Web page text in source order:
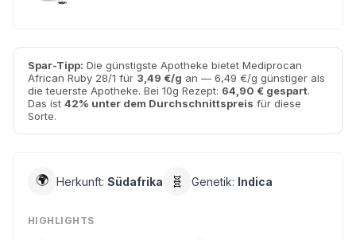
Spar-Tipp: Die günstigste Apotheke bietet Mediprocan
African Ruby 28/1 für 3,49 €/g an — 6,49 €/g günstiger als
die teuerste Apotheke. Bei 10g Rezept: 64,90 € gespart.
Das ist 42% unter dem Durchschnittspreis für diese
Sorte.
🌍 Herkunft: Südafrika 🧬 Genetik: Indica
HIGHLIGHTS